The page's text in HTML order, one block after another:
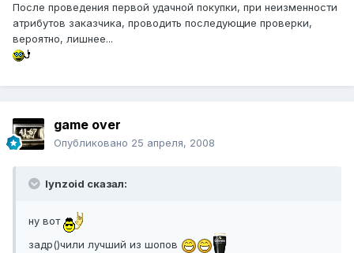
После проведения первой удачной покупки, при неизменности
атрибутов заказчика, проводить последующие проверки,
вероятно, лишнее...
game over
Опубликовано 25 апреля, 2008
lynzoid сказал:
ну вот
задр()чили лучший из шопов